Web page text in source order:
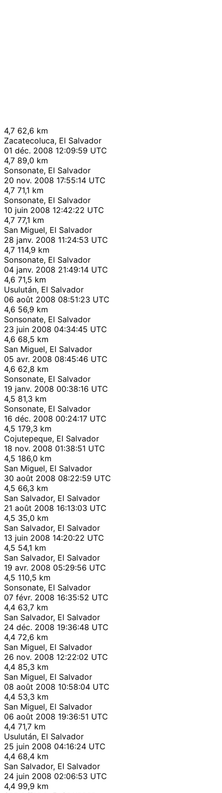
4,7 62,6 km
Zacatecoluca, El Salvador
01 déc. 2008 12:09:59 UTC
4,7 89,0 km
Sonsonate, El Salvador
20 nov. 2008 17:55:14 UTC
4,7 71,1 km
Sonsonate, El Salvador
10 juin 2008 12:42:22 UTC
4,7 77,1 km
San Miguel, El Salvador
28 janv. 2008 11:24:53 UTC
4,7 114,9 km
Sonsonate, El Salvador
04 janv. 2008 21:49:14 UTC
4,6 71,5 km
Usulután, El Salvador
06 août 2008 08:51:23 UTC
4,6 56,9 km
Sonsonate, El Salvador
23 juin 2008 04:34:45 UTC
4,6 68,5 km
San Miguel, El Salvador
05 avr. 2008 08:45:46 UTC
4,6 62,8 km
Sonsonate, El Salvador
19 janv. 2008 00:38:16 UTC
4,5 81,3 km
Sonsonate, El Salvador
16 déc. 2008 00:24:17 UTC
4,5 179,3 km
Cojutepeque, El Salvador
18 nov. 2008 01:38:51 UTC
4,5 186,0 km
San Miguel, El Salvador
30 août 2008 08:22:59 UTC
4,5 66,3 km
San Salvador, El Salvador
21 août 2008 16:13:03 UTC
4,5 35,0 km
San Salvador, El Salvador
13 juin 2008 14:20:22 UTC
4,5 54,1 km
San Salvador, El Salvador
19 avr. 2008 05:29:56 UTC
4,5 110,5 km
Sonsonate, El Salvador
07 févr. 2008 16:35:52 UTC
4,4 63,7 km
San Salvador, El Salvador
24 déc. 2008 19:36:48 UTC
4,4 72,6 km
San Miguel, El Salvador
26 nov. 2008 12:22:02 UTC
4,4 85,3 km
San Miguel, El Salvador
08 août 2008 10:58:04 UTC
4,4 53,3 km
San Miguel, El Salvador
06 août 2008 19:36:51 UTC
4,4 71,7 km
Usulután, El Salvador
25 juin 2008 04:16:24 UTC
4,4 68,4 km
San Salvador, El Salvador
24 juin 2008 02:06:53 UTC
4,4 99,9 km